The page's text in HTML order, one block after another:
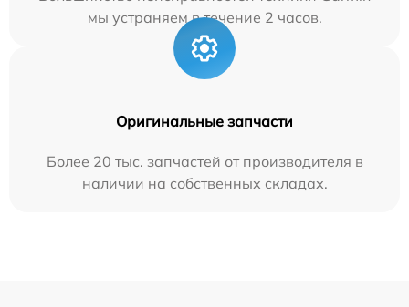
мы устраняем в течение 2 часов.
Оригинальные запчасти
Более 20 тыс. запчастей от производителя в
наличии на собственных складах.